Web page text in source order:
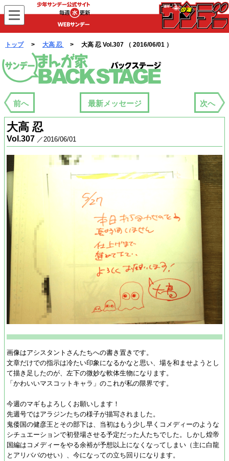
WEBサンデー
トップ> 大高 忍 > 大高 忍 Vol.307 （ 2016/06/01 ）
まんが家バックステージ
前へ 最新メッセージ 次へ
大高 忍
Vol.307 ／2016/06/01
画像はアシスタントさんたちへの書き置きです。
文章だけでの指示は冷たい印象になるかなと思い、場を和ませようとし
て描き足したのが、左下の微妙な軟体生物になります。
「かわいいマスコットキャラ」のこれが私の限界です。
今週のマギもよろしくお願いします！
先週号ではアラジンたちの様子が描写されました。
鬼倭国の健彦王とその部下は、当初はもう少し早くコメディーのような
シチュエーションで初登場させる予定だった人たちでした。しかし煌帝
国編はコメディーをやる余裕が予想以上になくなってしまい（主に白龍
とアリババのせい）、今になっての立ち回りになります。